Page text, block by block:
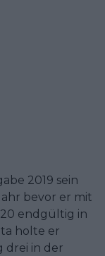
2019 sein
bevor er mit
endgültig in
holte er
drei in der